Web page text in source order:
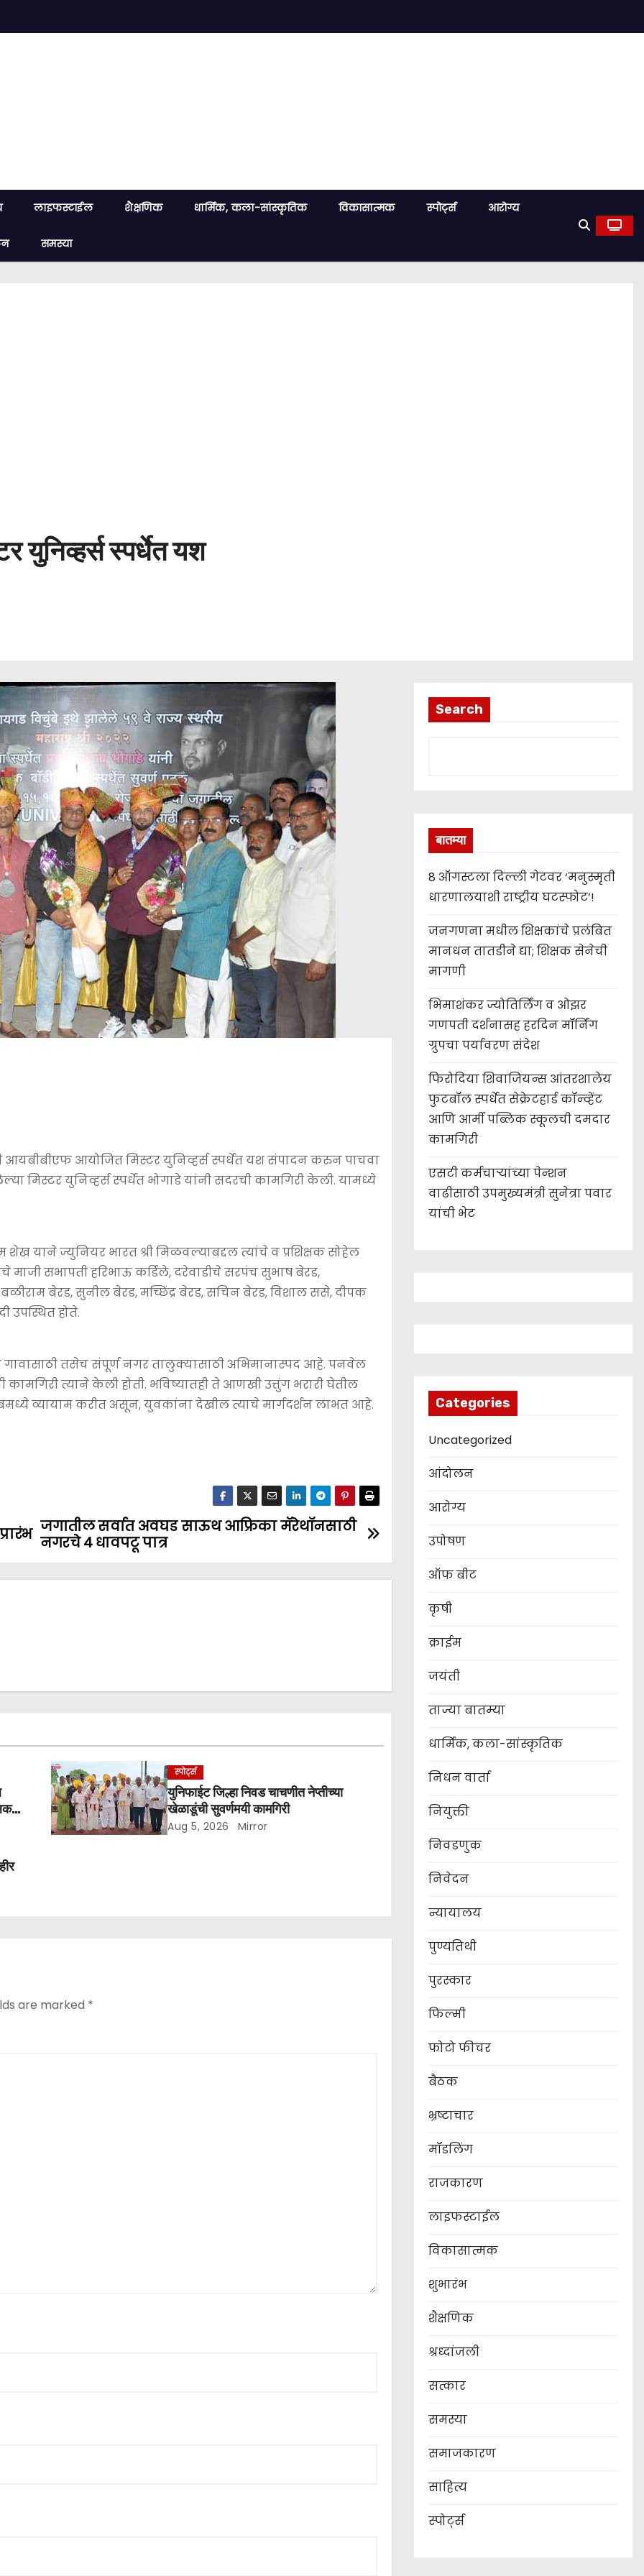
लाइफस्टाईल शैक्षणिक धार्मिक, कला-सांस्कृतिक विकासात्मक स्पोर्ट्स आरोग्य
समस्या
युनिव्हर्स स्पर्धेत यश
आयबीबीएफ आयोजित मिस्टर युनिव्हर्स स्पर्धेत यश संपादन करुन पाचवा
मिस्टर युनिव्हर्स स्पर्धेत भोगाडे यांनी सदरची कामगिरी केली. यामध्ये
शेख याने ज्युनियर भारत श्री मिळवल्याबद्दल त्यांचे व प्रशिक्षक सोहेल
सभापती हरिभाऊ कर्डिले, दरेवाडीचे सरपंच सुभाष बेरड,
बेरड, सुनील बेरड, मच्छिंद्र बेरड, सचिन बेरड, विशाल ससे, दीपक
उपस्थित होते.
गावासाठी तसेच संपूर्ण नगर तालुक्यासाठी अभिमानास्पद आहे. पनवेल
कामगिरी त्याने केली होती. भविष्यातही ते आणखी उत्तुंग भरारी घेतील
व्यायाम करीत असून, युवकांना देखील त्याचे मार्गदर्शन लाभत आहे.
जगातील सर्वात अवघड साऊथ आफ्रिका मॅरेथॉनसाठी
नगरचे 4 धावपटू पात्र
स्पोर्ट्स
युनिफाईट जिल्हा निवड चाचणीत नेप्तीच्या
खेळाडूंची सुवर्णमयी कामगिरी
Aug 5, 2026 Mirror
are marked *
Search
बातम्या
8 ऑगस्टला दिल्ली गेटवर ‘मनुस्मृती
धारणालयाशी राष्ट्रीय घटस्फोट’!
जनगणना मधील शिक्षकांचे प्रलंबित
मानधन तातडीने द्या; शिक्षक सेनेची
मागणी
भिमाशंकर ज्योतिर्लिंग व ओझर
गणपती दर्शनासह हरदिन मॉर्निंग
ग्रुपचा पर्यावरण संदेश
फिरोदिया शिवाजियन्स आंतरशालेय
फुटबॉल स्पर्धेत सेक्रेटहार्ड कॉन्व्हेंट
आणि आर्मी पब्लिक स्कूलची दमदार
कामगिरी
एसटी कर्मचाऱ्यांच्या पेन्शन
वाढीसाठी उपमुख्यमंत्री सुनेत्रा पवार
यांची भेट
Categories
Uncategorized
आंदोलन
आरोग्य
उपोषण
ऑफ बीट
कृषी
क्राईम
जयंती
ताज्या बातम्या
धार्मिक, कला-सांस्कृतिक
निधन वार्ता
नियुक्ती
निवडणुक
निवेदन
न्यायालय
पुण्यतिथी
पुरस्कार
फिल्मी
फोटो फीचर
बैठक
भ्रष्टाचार
मॉडलिंग
राजकारण
लाइफस्टाईल
विकासात्मक
शुभारंभ
शैक्षणिक
श्रध्दांजली
सत्कार
समस्या
समाजकारण
साहित्य
स्पोर्ट्स